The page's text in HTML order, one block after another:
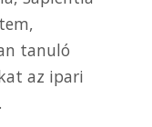
tanuló
az ipari